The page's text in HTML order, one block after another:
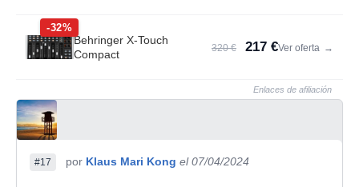
-32%
Behringer X-Touch
Compact
320 € 217 €Ver oferta →
Enlaces de afiliación
#17 por Klaus Mari Kong el 07/04/2024